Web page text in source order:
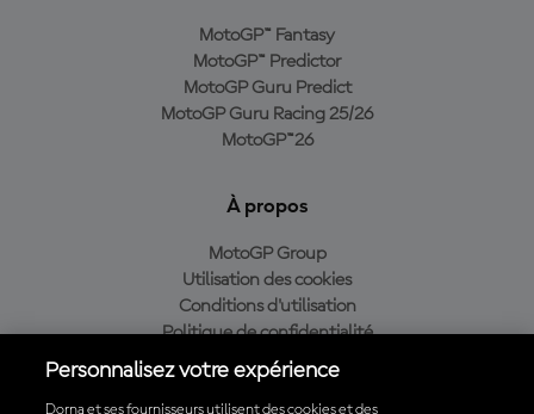
MotoGP™ Fantasy
MotoGP™ Predictor
MotoGP Guru Predict
MotoGP Guru Racing 25/26
MotoGP™26
À propos
MotoGP Group
Utilisation des cookies
Conditions d'utilisation
Politique de confidentialité
Politique d’achat
Personnalisez votre expérience
Dorna et ses fournisseurs utilisent des cookies et des